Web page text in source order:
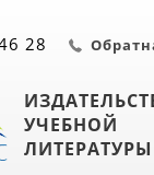
УЧЕБНОЙ
ЛИТЕРАТУРЫ
28